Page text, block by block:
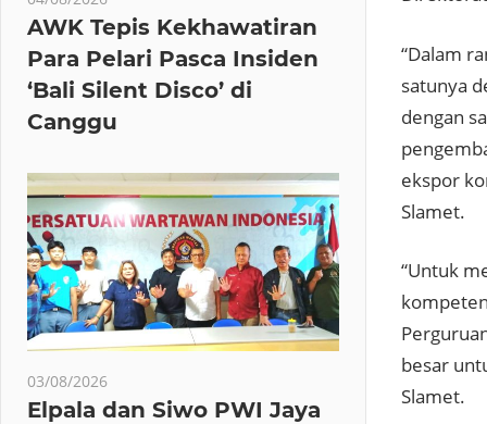
“Dalam
satunya
dengan
ekspor
Slamet.
“Untuk
besar
Slamet.
AWK Tepis Kekhawatiran
Para Pelari Pasca Insiden
‘Bali Silent Disco’ di
Canggu
03/08/2026
Elpala dan Siwo PWI Jaya